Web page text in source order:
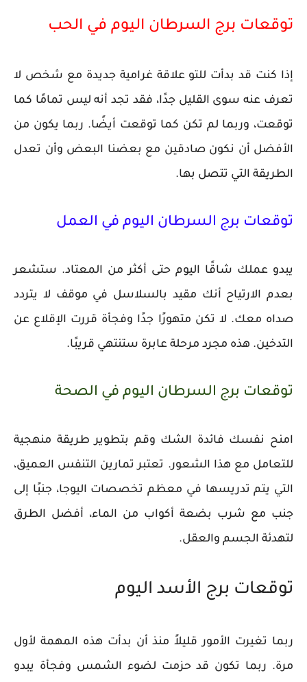
توقعات برج السرطان اليوم في الحب
إذا كنت قد بدأت للتو علاقة غرامية جديدة مع شخص لا
تعرف عنه سوى القليل جدًا، فقد تجد أنه ليس تمامًا كما
توقعت، وربما لم تكن كما توقعت أيضًا. ربما يكون من
الأفضل أن نكون صادقين مع بعضنا البعض وأن تعدل
الطريقة التي تتصل بها.
توقعات برج السرطان اليوم في العمل
يبدو عملك شاقًا اليوم حتى أكثر من المعتاد. ستشعر
بعدم الارتياح أنك مقيد بالسلاسل في موقف لا يتردد
صداه معك. لا تكن متهورًا جدًا وفجأة قررت الإقلاع عن
التدخين. هذه مجرد مرحلة عابرة ستنتهي قريبًا.
توقعات برج السرطان اليوم في الصحة
امنح نفسك فائدة الشك وقم بتطوير طريقة منهجية
للتعامل مع هذا الشعور. تعتبر تمارين التنفس العميق،
التي يتم تدريسها في معظم تخصصات اليوجا، جنبًا إلى
جنب مع شرب بضعة أكواب من الماء، أفضل الطرق
لتهدئة الجسم والعقل.
توقعات برج الأسد اليوم
ربما تغيرت الأمور قليلاً منذ أن بدأت هذه المهمة لأول
مرة. ربما تكون قد حزمت لضوء الشمس وفجأة يبدو